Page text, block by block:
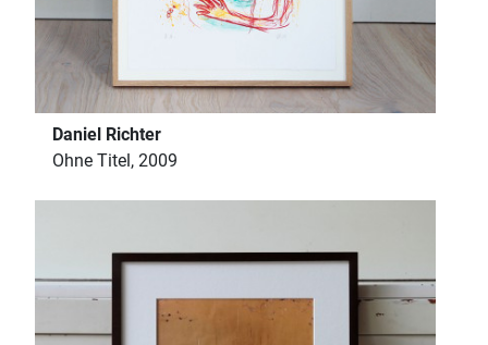
Daniel Richter
Ohne Titel, 2009